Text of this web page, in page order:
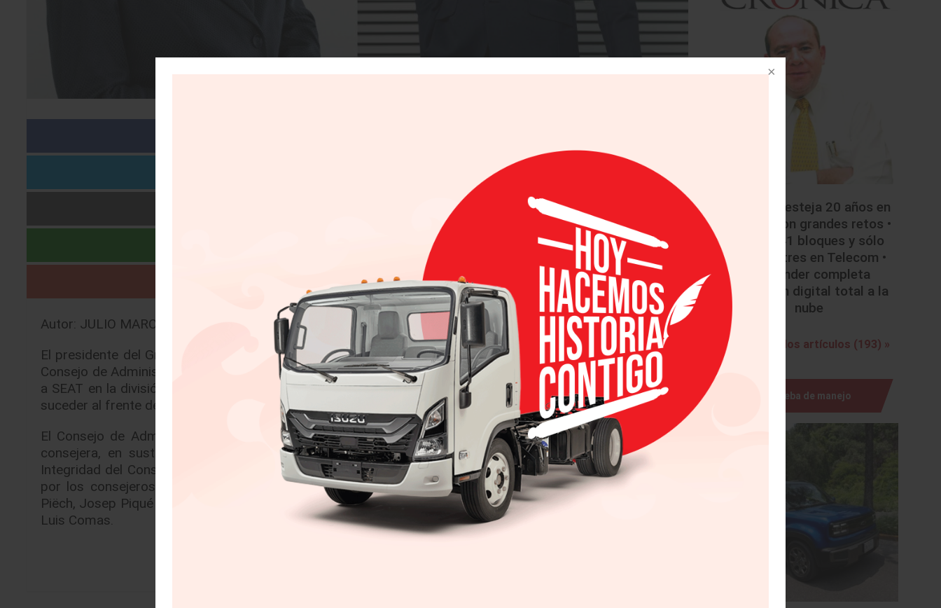
Gmail
Autor: JULIO MARCELO BRITO ALVISO |25/06/2018
El presidente del Grupo Volkswagen, Dr. Herbert Diess (59 años), ha sido nombrado nuevo presidente del
Consejo de Administración de SEAT. En el marco de la nueva estructura del Grupo Volkswagen, que agrupa
a SEAT en la división de ‘Volumen’, el organismo de control de la compañía ha nombrado a Dr. Diess para
suceder al frente del Consejo de Administración a Dr. Francisco Javier García Sanz.
El Consejo de Administración de SEAT también ha nombrado a Hiltrud Werner (52 años) como nueva
consejera, en sustitución de Dr. Karlheinz Blessing. Werner es la responsable de Servicios Legales e
Integridad del Consejo de Dirección de Volkswagen AG. El Consejo de la compañía también está formado
por los consejeros Dra. Ingrun-Ulla Bartölke, Dr. Oliver Blume, Luca de Meo, Bernd Osterloh, Dr. Stefan
Piëch, Josep Piqué y Mark Philipp Porsche. El secretario y letrado asesor del Consejo de Administración es
Luis Comas.
• Mazda festeja 20 años en
México con grandes retos •
Licitan 41 bloques y sólo
colocan tres en Telecom •
Santander completa
migración digital total a la
nube
Ver todos los artículos (193) »
Prueba de manejo